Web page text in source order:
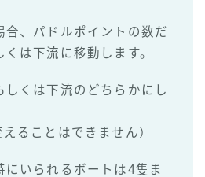
合、パドルポイントの数だ
は下流に移動します。
しくは下流のどちらかにし
ることはできません）
にいられるボートは4隻ま